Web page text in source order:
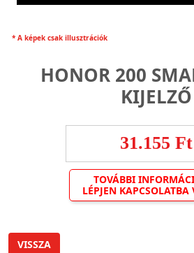
* A képek csak illusztrációk
HONOR 200
KIJELZŐ
31.155 Ft
TOVÁBBI
LÉPJEN KAPCSOLATBA
VISSZA